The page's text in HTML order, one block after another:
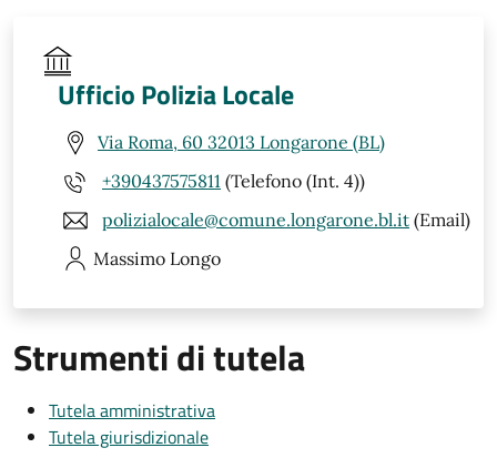
Ufficio Polizia Locale
Via Roma, 60 32013 Longarone (BL)
+390437575811 (Telefono (Int. 4))
polizialocale@comune.longarone.bl.it (Email)
Massimo Longo
Strumenti di tutela
Tutela amministrativa
Tutela giurisdizionale